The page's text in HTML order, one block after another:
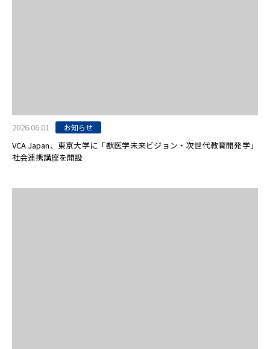
2026.06.01 お知らせ
VCA Japan、東京大学に「獣医学未来ビジョン・次世代教育開発学」
社会連携講座を開設